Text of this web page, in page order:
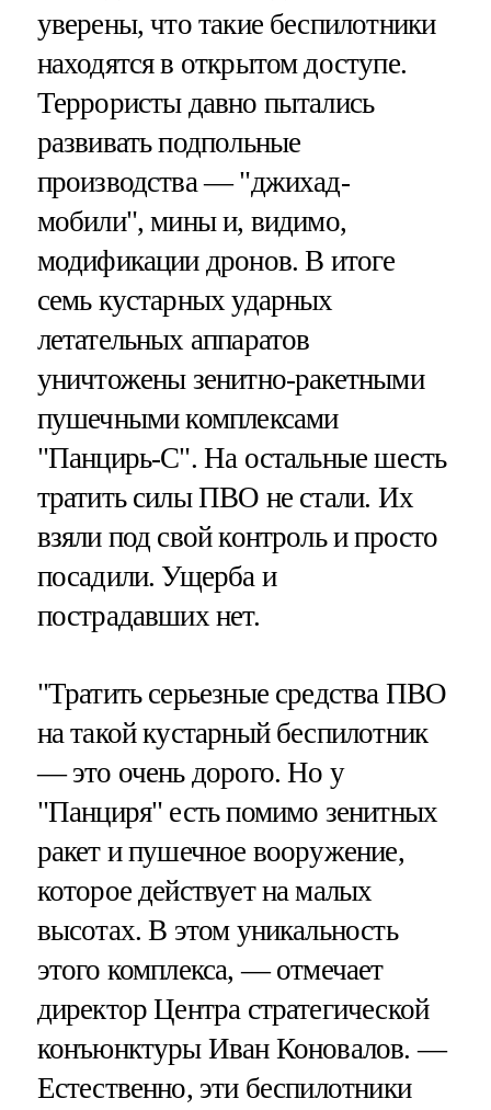
уверены, что такие беспилотники
находятся в открытом доступе.
Террористы давно пытались
развивать подпольные
производства — "джихад-
мобили", мины и, видимо,
модификации дронов. В итоге
семь кустарных ударных
летательных аппаратов
уничтожены зенитно-ракетными
пушечными комплексами
"Панцирь-С". На остальные шесть
тратить силы ПВО не стали. Их
взяли под свой контроль и просто
посадили. Ущерба и
пострадавших нет.
"Тратить серьезные средства ПВО
на такой кустарный беспилотник
— это очень дорого. Но у
"Панциря" есть помимо зенитных
ракет и пушечное вооружение,
которое действует на малых
высотах. В этом уникальность
этого комплекса, — отмечает
директор Центра стратегической
конъюнктуры Иван Коновалов. —
Естественно, эти беспилотники